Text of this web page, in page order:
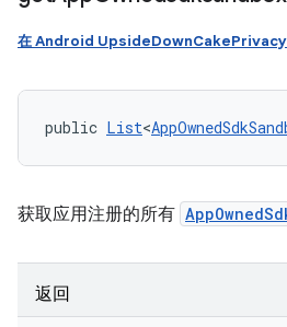
在 Android
public List<
获取应用注册的所有
返回